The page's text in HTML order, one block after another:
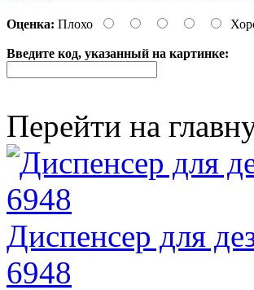
Оценка: Плохо
Введите код, указанный на картинке:
Перейти на
Диспенсер для
6948